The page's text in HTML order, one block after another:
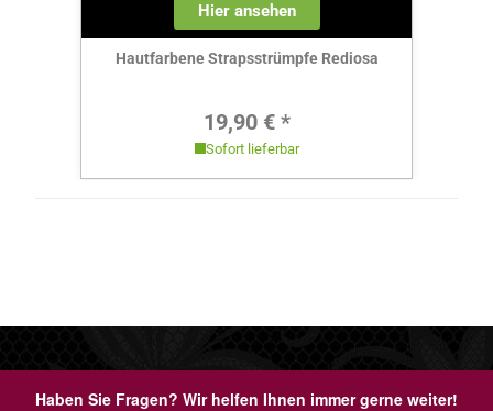
Hier ansehen
Hautfarbene Strapsstrümpfe Rediosa
Regulärer Preis:
19,90 € *
Sofort lieferbar
Haben Sie Fragen? Wir helfen Ihnen immer gerne weiter!